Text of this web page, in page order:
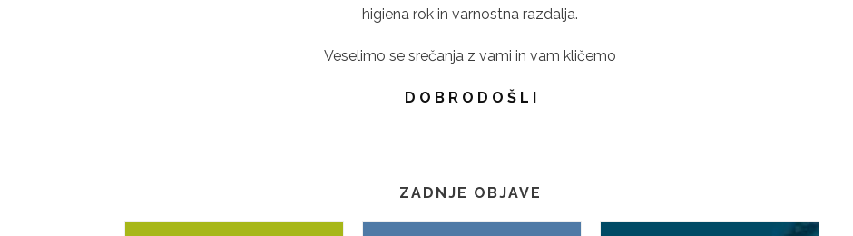
higiena rok in varnostna razdalja.
Veselimo se srečanja z vami in vam kličemo
D O B R O D O Š L I
ZADNJE OBJAVE